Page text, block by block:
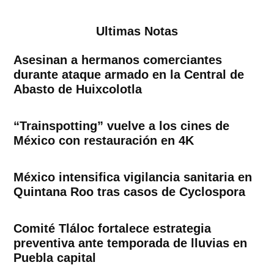
Ultimas Notas
Asesinan a hermanos comerciantes
durante ataque armado en la Central de
Abasto de Huixcolotla
“Trainspotting” vuelve a los cines de
México con restauración en 4K
México intensifica vigilancia sanitaria en
Quintana Roo tras casos de Cyclospora
Comité Tláloc fortalece estrategia
preventiva ante temporada de lluvias en
Puebla capital